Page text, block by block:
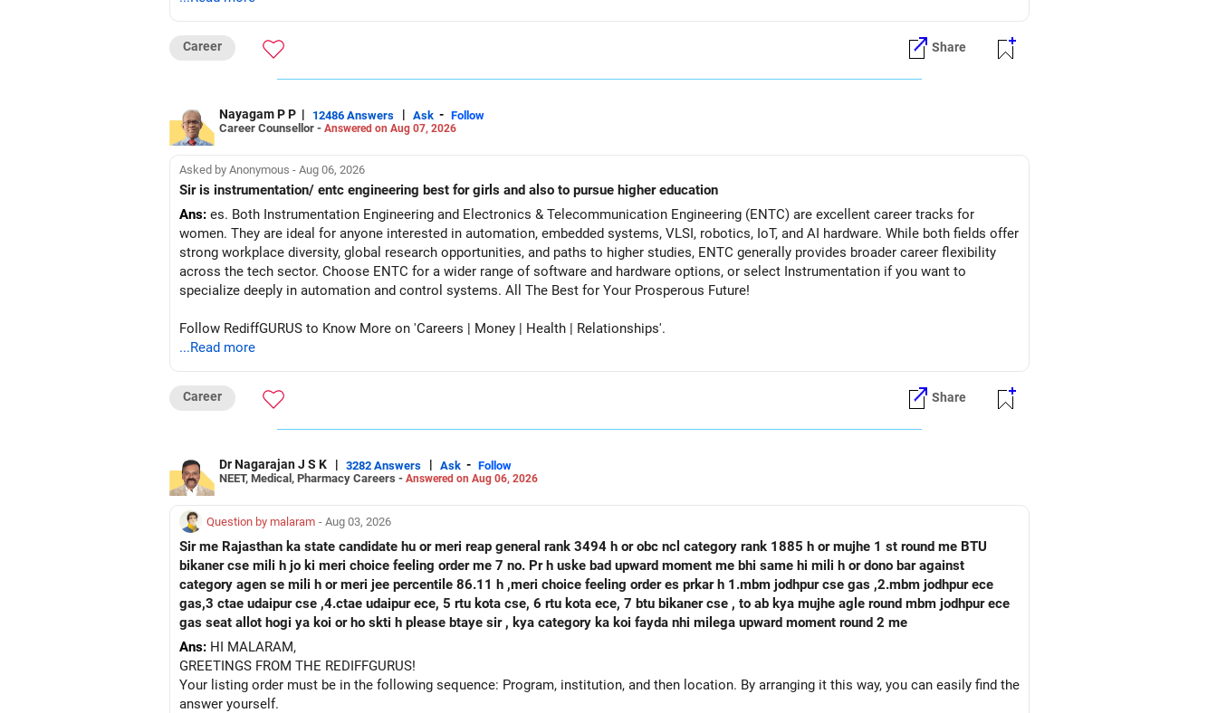
समझकर निर्णय लेने के लिए समय निकालें। आप जो भी रास्ता चुनें, मैं आपकी सफलता और पूर्णता की कामना करता हूँ!
Career Share
Nayagam P P | 12486 Answers | Ask - Follow
Career Counsellor - Answered on Aug 07, 2026
Asked by Anonymous - Aug 06, 2026
Sir is instrumentation/ entc engineering best for girls and also to pursue higher education
Ans: es. Both Instrumentation Engineering and Electronics & Telecommunication Engineering (ENTC) are excellent career tracks for
women. They are ideal for anyone interested in automation, embedded systems, VLSI, robotics, IoT, and AI hardware. While both fields offer
strong workplace diversity, global research opportunities, and paths to higher studies, ENTC generally provides broader career flexibility
across the tech sector. Choose ENTC for a wider range of software and hardware options, or select Instrumentation if you want to
specialize deeply in automation and control systems. All The Best for Your Prosperous Future!
Follow RediffGURUS to Know More on 'Careers | Money | Health | Relationships'.
...Read more
Career Share
Dr Nagarajan J S K | 3282 Answers | Ask - Follow
NEET, Medical, Pharmacy Careers - Answered on Aug 06, 2026
Question by malaram - Aug 03, 2026
Sir me Rajasthan ka state candidate hu or meri reap general rank 3494 h or obc ncl category rank 1885 h or mujhe 1 st round me BTU
bikaner cse mili h jo ki meri choice feeling order me 7 no. Pr h uske bad upward moment me bhi same hi mili h or dono bar against
category agen se mili h or meri jee percentile 86.11 h ,meri choice feeling order es prkar h 1.mbm jodhpur cse gas ,2.mbm jodhpur ece
gas,3 ctae udaipur cse ,4.ctae udaipur ece, 5 rtu kota cse, 6 rtu kota ece, 7 btu bikaner cse , to ab kya mujhe agle round mbm jodhpur ece
gas seat allot hogi ya koi or ho skti h please btaye sir , kya category ka koi fayda nhi milega upward moment round 2 me
Ans: HI MALARAM,
GREETINGS FROM THE REDIFFGURUS!
Your listing order must be in the following sequence: Program, institution, and then location. By arranging it this way, you can easily find the
answer yourself.